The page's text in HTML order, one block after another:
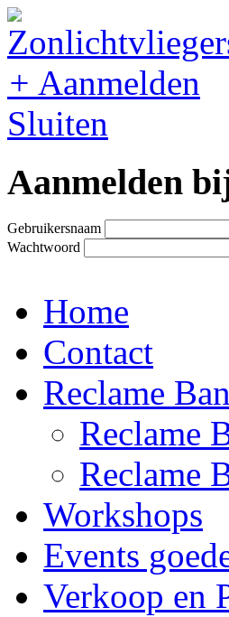
+ Aanmelden
Sluiten
Aanmelden
Gebruikersnaam
Wachtwoord
Home
Contact
Reclame
Reclame
Reclame
Workshops
Events
Verkoop en